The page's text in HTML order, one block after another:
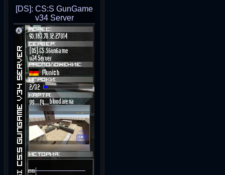
[DS]: CS:S GunGame
v34 Server